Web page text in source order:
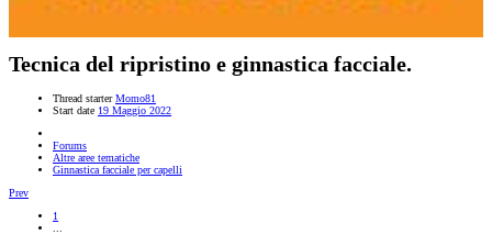
Tecnica del ripristino e ginnastica facciale.
Thread starter Momo81
Start date 19 Maggio 2022
Forums
Altre aree tematiche
Ginnastica facciale per capelli
Prev
1